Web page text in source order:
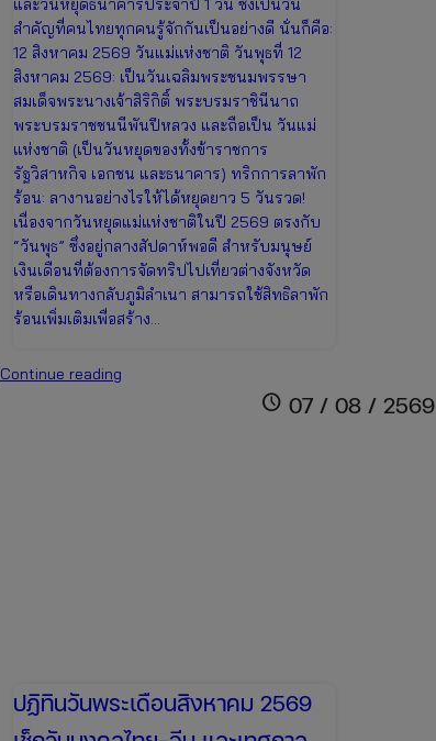
และวันหยุดธนาคารประจำปี 1 วัน ซึ่งเป็นวัน
สำคัญที่คนไทยทุกคนรู้จักกันเป็นอย่างดี นั่นก็คือ:
12 สิงหาคม 2569 วันแม่แห่งชาติ วันพุธที่ 12
สิงหาคม 2569: เป็นวันเฉลิมพระชนมพรรษา
สมเด็จพระนางเจ้าสิริกิติ์ พระบรมราชินีนาถ
พระบรมราชชนนีพันปีหลวง และถือเป็น วันแม่
แห่งชาติ (เป็นวันหยุดของทั้งข้าราชการ
รัฐวิสาหกิจ เอกชน และธนาคาร) ทริกการลาพัก
ร้อน: ลางานอย่างไรให้ได้หยุดยาว 5 วันรวด!
เนื่องจากวันหยุดแม่แห่งชาติในปี 2569 ตรงกับ
“วันพุธ” ซึ่งอยู่กลางสัปดาห์พอดี สำหรับมนุษย์
เงินเดือนที่ต้องการจัดทริปไปเที่ยวต่างจังหวัด
หรือเดินทางกลับภูมิลำเนา สามารถใช้สิทธิลาพัก
ร้อนเพิ่มเติมเพื่อสร้าง…
Continue reading
วัน
แม่
schedule 07 / 08 / 2569
ปฏิทินวันพระเดือนสิงหาคม 2569